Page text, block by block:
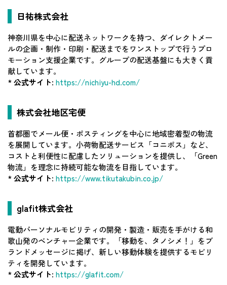
日祐株式会社
神奈川県を中心に配送ネットワークを持つ、ダイレクトメー
ルの企画・制作・印刷・配送までをワンストップで行うプロ
モーション支援企業です。グループの配送基盤にも大きく貢
献しています。
*公式サイト: https://nichiyu-hd.com/
株式会社地区宅便
首都圏でメール便・ポスティングを中心に地域密着型の物流
を展開しています。小荷物配送サービス「コニポス」など、
コストと利便性に配慮したソリューションを提供し、「Green
物流」を理念に持続可能な物流を目指しています。
*公式サイト: https://www.tikutakubin.co.jp/
glafit株式会社
電動パーソナルモビリティの開発・製造・販売を手がける和
歌山発のベンチャー企業です。「移動を、タノシメ！」をブ
ランドメッセージに掲げ、新しい移動体験を提供するモビリ
ティを開発しています。
*公式サイト: https://glafit.com/